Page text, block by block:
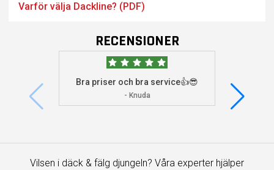
Varför välja Dackline? (PDF)
RECENSIONER
Bra priser och bra service👍😎
- Knuda
Vilsen i däck & fälg djungeln? Våra experter hjälper